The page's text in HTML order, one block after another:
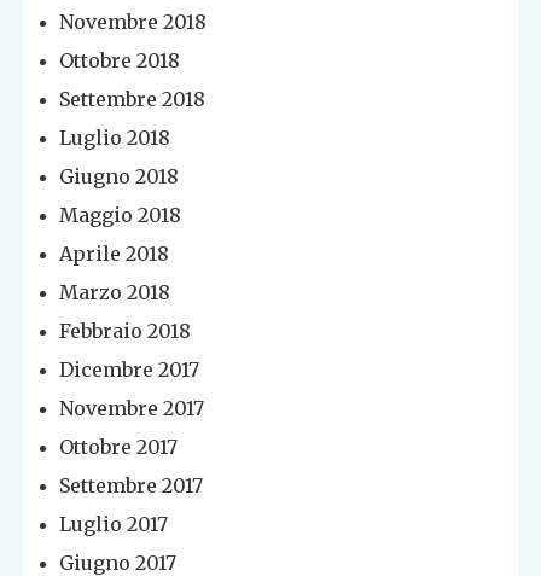
Novembre 2018
Ottobre 2018
Settembre 2018
Luglio 2018
Giugno 2018
Maggio 2018
Aprile 2018
Marzo 2018
Febbraio 2018
Dicembre 2017
Novembre 2017
Ottobre 2017
Settembre 2017
Luglio 2017
Giugno 2017